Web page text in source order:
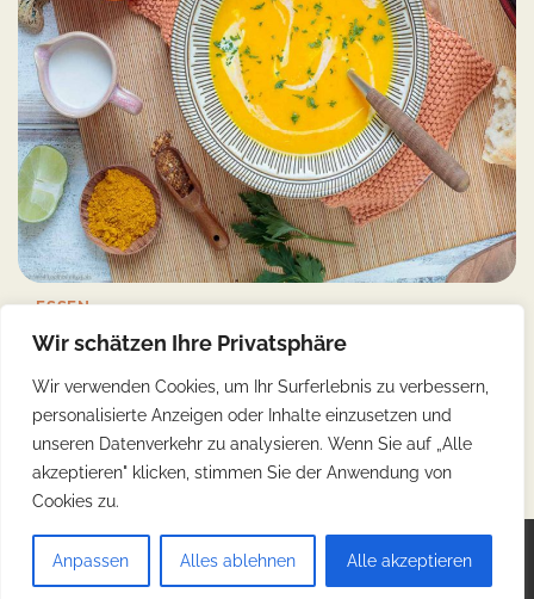
Wir schätzen Ihre Privatsphäre
Wir verwenden Cookies, um Ihr Surferlebnis zu verbessern,
personalisierte Anzeigen oder Inhalte einzusetzen und
unseren Datenverkehr zu analysieren. Wenn Sie auf „Alle
akzeptieren" klicken, stimmen Sie der Anwendung von
Cookies zu.
Anpassen Alles ablehnen Alle akzeptieren
ESSEN
Der Malawisee und seine kulinarische Vielfalt
Yonca 14/02/2023 3 Min Read 0
Der Malawisee, oft als „Kalendersee“ bezeichnet, ist einer der
beeindruckendsten Orte in Afrika und erstreckt […]
Copyright © 2026 Günstig Reisen Impressum
|
Datenschutz| Theme: Web Blog By